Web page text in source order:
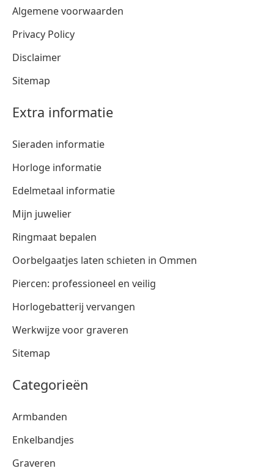
Algemene voorwaarden
Privacy Policy
Disclaimer
Sitemap
Extra informatie
Sieraden informatie
Horloge informatie
Edelmetaal informatie
Mijn juwelier
Ringmaat bepalen
Oorbelgaatjes laten schieten in Ommen
Piercen: professioneel en veilig
Horlogebatterij vervangen
Werkwijze voor graveren
Sitemap
Categorieën
Armbanden
Enkelbandjes
Graveren